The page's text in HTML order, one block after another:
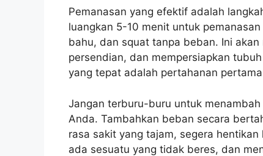
Pemanasan yang efektif adalah
luangkan 5-10 menit untuk
bahu, dan squat tanpa beban. Ini
persendian, dan mempersiapkan
yang tepat adalah pertahanan
Jangan terburu-buru untuk
Anda. Tambahkan beban secara
rasa sakit yang tajam, segera
ada sesuatu yang tidak beres, dan